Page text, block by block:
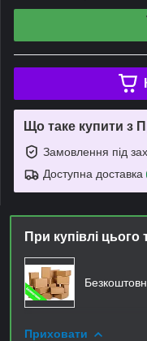
Що таке купити з
Замовлення під
Доступна доставка
При купівлі
Приховати